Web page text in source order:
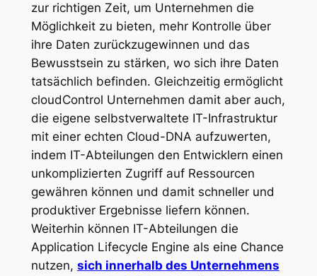
zur richtigen Zeit, um Unternehmen die
Möglichkeit zu bieten, mehr Kontrolle über
ihre Daten zurückzugewinnen und das
Bewusstsein zu stärken, wo sich ihre Daten
tatsächlich befinden. Gleichzeitig ermöglicht
cloudControl Unternehmen damit aber auch,
die eigene selbstverwaltete IT-Infrastruktur
mit einer echten Cloud-DNA aufzuwerten,
indem IT-Abteilungen den Entwicklern einen
unkomplizierten Zugriff auf Ressourcen
gewähren können und damit schneller und
produktiver Ergebnisse liefern können.
Weiterhin können IT-Abteilungen die
Application Lifecycle Engine als eine Chance
nutzen, sich innerhalb des Unternehmens